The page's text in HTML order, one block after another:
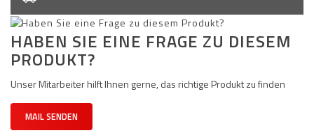
HABEN SIE EINE FRAGE ZU DIESEM
PRODUKT?
Unser Mitarbeiter hilft Ihnen gerne, das richtige Produkt zu finden
MAIL SENDEN